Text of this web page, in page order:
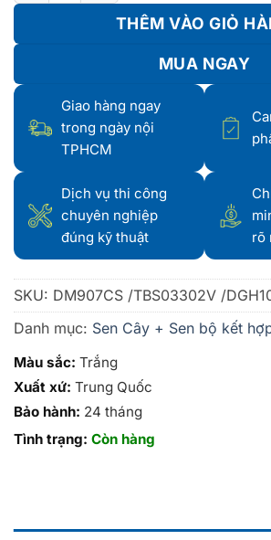
THÊM VÀO GIỎ
MUA NGAY
Giao hàng ngay
trong ngày nội
TPHCM
Dịch vụ thi công
chuyên nghiệp
đúng kỹ thuật
rõ
SKU: DM907CS /TBS03302V /
Danh mục: Sen Cây + Sen bộ kết
Màu sắc: Trắng
Xuất xứ: Trung Quốc
Bảo hành: 24 tháng
Tình trạng: Còn hàng